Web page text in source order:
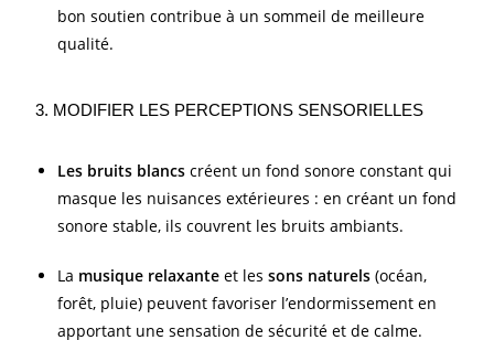
bon soutien contribue à un sommeil de meilleure
qualité.
3. MODIFIER LES PERCEPTIONS SENSORIELLES
Les bruits blancs créent un fond sonore constant qui
masque les nuisances extérieures : en créant un fond
sonore stable, ils couvrent les bruits ambiants.
La musique relaxante et lessons naturels (océan,
forêt, pluie) peuvent favoriser l’endormissement en
apportant une sensation de sécurité et de calme.